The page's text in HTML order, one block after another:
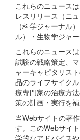
これらのニュース
レスリリース（ニ
（科学ジャーナル
ル）・生物学ジャ
これらのニュース
試験の戦略策定、
ャーキャピタリス
品のライフサイク
療専門家の治療方
策の計画・実行を
当Webサイトの著
す。このWebサイ